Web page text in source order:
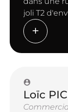
joli T2
petite
Il
prévoir.
PVC double
Loïc